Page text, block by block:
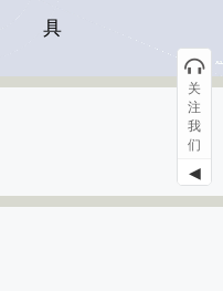
具
关
注
我
们
◀